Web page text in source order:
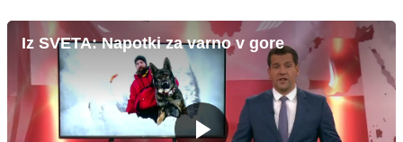
Iz SVETA: Napotki za varno v gore